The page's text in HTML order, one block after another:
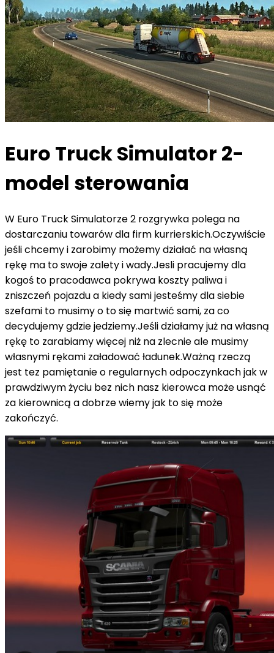
Euro Truck Simulator 2-
model sterowania
W Euro Truck Simulatorze 2 rozgrywka polega na
dostarczaniu towarów dla firm kurrierskich.Oczywiście
jeśli chcemy i zarobimy możemy działać na własną
rękę ma to swoje zalety i wady.Jesli pracujemy dla
kogoś to pracodawca pokrywa koszty paliwa i
zniszczeń pojazdu a kiedy sami jesteśmy dla siebie
szefami to musimy o to się martwić sami, za co
decydujemy gdzie jedziemy.Jeśli działamy już na własną
rękę to zarabiamy więcej niż na zlecnie ale musimy
własnymi rękami załadować ładunek.Ważną rzeczą
jest tez pamiętanie o regularnych odpoczynkach jak w
prawdziwym życiu bez nich nasz kierowca może usnąć
za kierownicą a dobrze wiemy jak to się może
zakończyć.